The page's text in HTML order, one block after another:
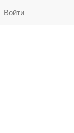
Войти